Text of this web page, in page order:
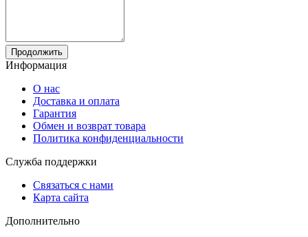
Продолжить
Информация
О нас
Доставка и оплата
Гарантия
Обмен и возврат товара
Политика конфиденциальности
Служба поддержки
Связаться с нами
Карта сайта
Дополнительно